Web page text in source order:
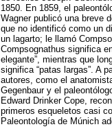
1850. En 1859, el
Wagner publicó una breve
que no identificó como un
un lagarto; le llamó
Compsognathus significa
elegante”, mientras que
significa “patas largas”. A
autores, como el
Gegenbaur y el
Edward Drinker Cope,
primeros esqueletos casi
Paleontología de Múnich